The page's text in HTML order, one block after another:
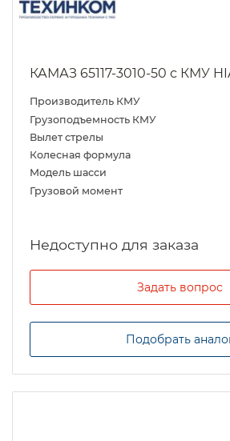
КАМАЗ 65117-3010-50 с КМУ
Производитель КМУ
Грузоподъемность КМУ
Вылет стрелы
Колесная формула
Модель шасси
Грузовой момент
Задать вопрос
Подобрать